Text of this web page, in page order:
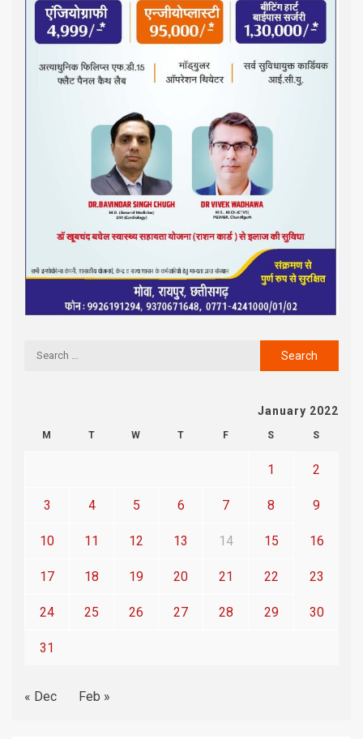
January 2022
M T W T F S S
1 2
3 4 5 6 7 8 9
10 11 12 13 14 15 16
17 18 19 20 21 22 23
24 25 26 27 28 29 30
31
« Dec Feb »